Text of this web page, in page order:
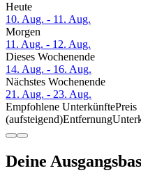
Heute
10. Aug. - 11. Aug.
Morgen
11. Aug. - 12. Aug.
Dieses Wochenende
14. Aug. - 16. Aug.
Nächstes Wochenende
21. Aug. - 23. Aug.
Empfohlene UnterkünftePreis
(aufsteigend)Entfernung
Deine